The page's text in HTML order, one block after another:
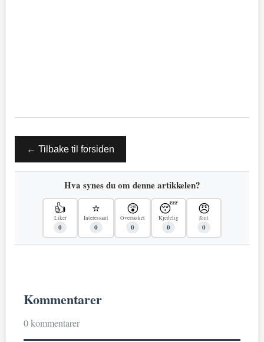
← Tilbake til forsiden
Hva synes du om denne artikkelen?
👍
Liker
0
⭐
Interessant
0
😲
Overrasket
0
😴
Kjedelig
0
😠
Sint
0
Kommentarer
0 kommentarer